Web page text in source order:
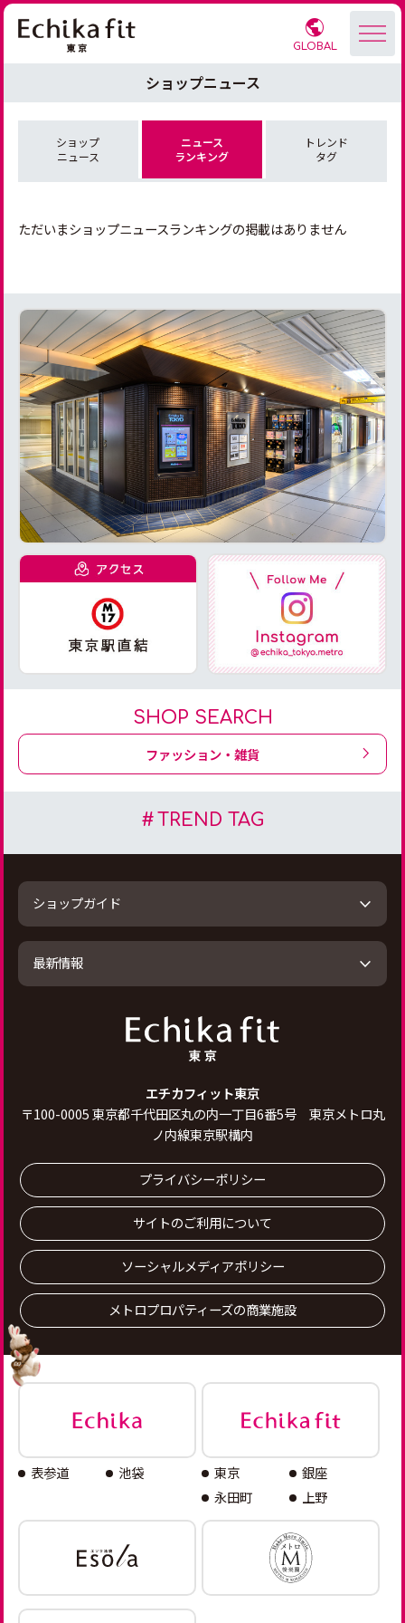
GLOBAL
ショップニュース
ショップ
ニュース
ニュース
ランキング
トレンド
タグ
ただいまショップニュースランキングの掲載はありません
SHOP SEARCH
ファッション・雑貨
TREND TAG
ショップガイド
最新情報
エチカフィット東京
〒100-0005東京都千代田区丸の内一丁目6番5号 東京メトロ丸
ノ内線東京駅構内
プライバシーポリシー
サイトのご利用について
ソーシャルメディアポリシー
メトロプロパティーズの商業施設
表参道 池袋 東京
銀座
永田町
上野